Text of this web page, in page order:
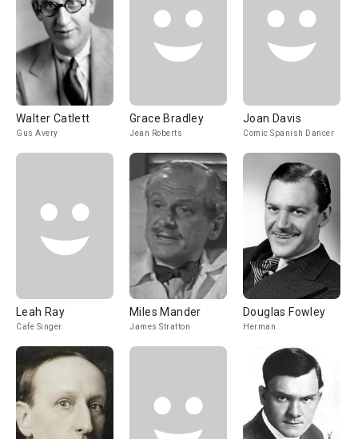
Walter Catlett
Gus Avery
Grace Bradley
Jean Roberts
Joan Davis
Comic Spanish Dancer
Leah Ray
Cafe Singer
Miles Mander
James Stratton
Douglas Fowley
Herman